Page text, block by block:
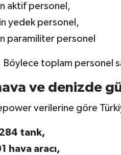
aktif personel,
yedek personel,
paramiliter personel
toplam personel
ve denizde
verilerine göre
tank,
hava aracı,